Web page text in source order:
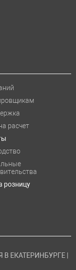
ЕКАТЕРИНБУРГЕ |
расчет
розницу